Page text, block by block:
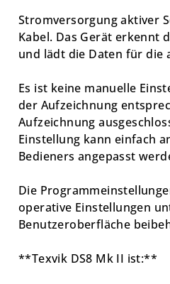
Stromversorgung aktiver
Kabel. Das Gerät erkennt
und lädt die Daten für die
Es ist keine manuelle
der Aufzeichnung
Aufzeichnung
Einstellung kann einfach
Bedieners angepasst
Die
operative Einstellungen
Benutzeroberfläche
**Texvik DS8 Mk II ist:**